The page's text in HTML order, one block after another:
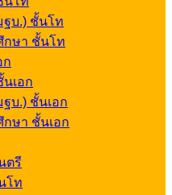
บ.) ชั้นโท
กษา ชั้นโท
ก
เอก
บ.) ชั้นเอก
ษา ชั้นเอก
ตรี
โท